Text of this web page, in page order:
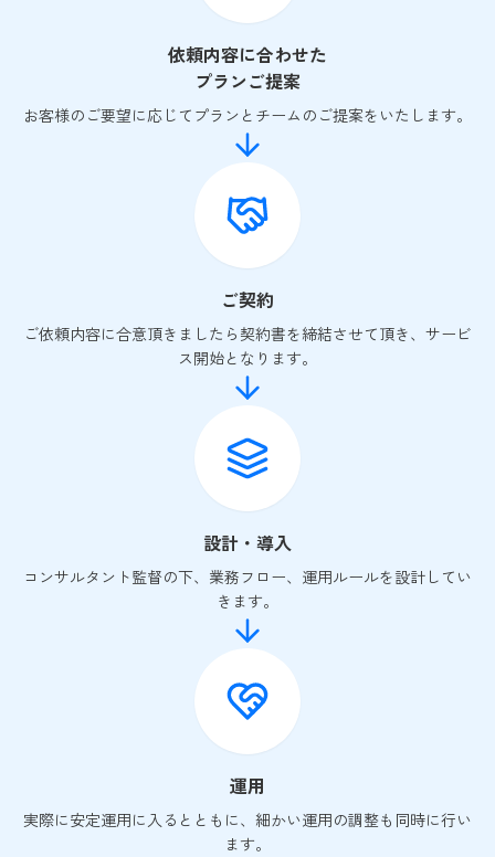
依頼内容に合わせた
プランご提案
お客様のご要望に応じてプランとチームのご提案をいたします。
ご契約
ご依頼内容に合意頂きましたら契約書を締結させて頂き、サービ
ス開始となります。
設計・導入
コンサルタント監督の下、業務フロー、運用ルールを設計してい
きます。
運用
実際に安定運用に入るとともに、細かい運用の調整も同時に行い
ます。